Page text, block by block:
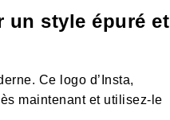
un style épuré et
Ce logo d’Insta,
maintenant et utilisez-le